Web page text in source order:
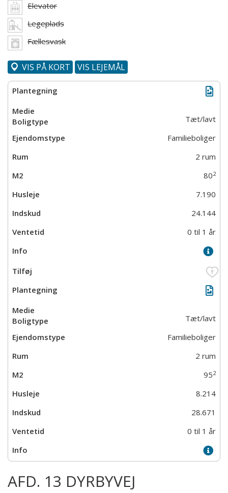
Elevator
Legeplads
Fællesvask
VIS PÅ KORT VIS LEJEMÅL
Tæt/lavt
Familieboliger
2 rum
802
7.190
24.144
0 til 1 år
Tæt/lavt
Familieboliger
2 rum
952
8.214
28.671
0 til 1 år
AFD. 13 DYRBYVEJ